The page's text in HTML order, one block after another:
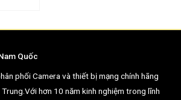
Quốc
phối Camera và thiết bị mạng chính hãng
hơn 10 năm kinh nghiệm trong lĩnh